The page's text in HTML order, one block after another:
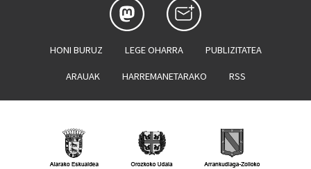
HONI BURUZ LEGE OHARRA PUBLIZITATEA
ARAUAK HARREMANETARAKO RSS